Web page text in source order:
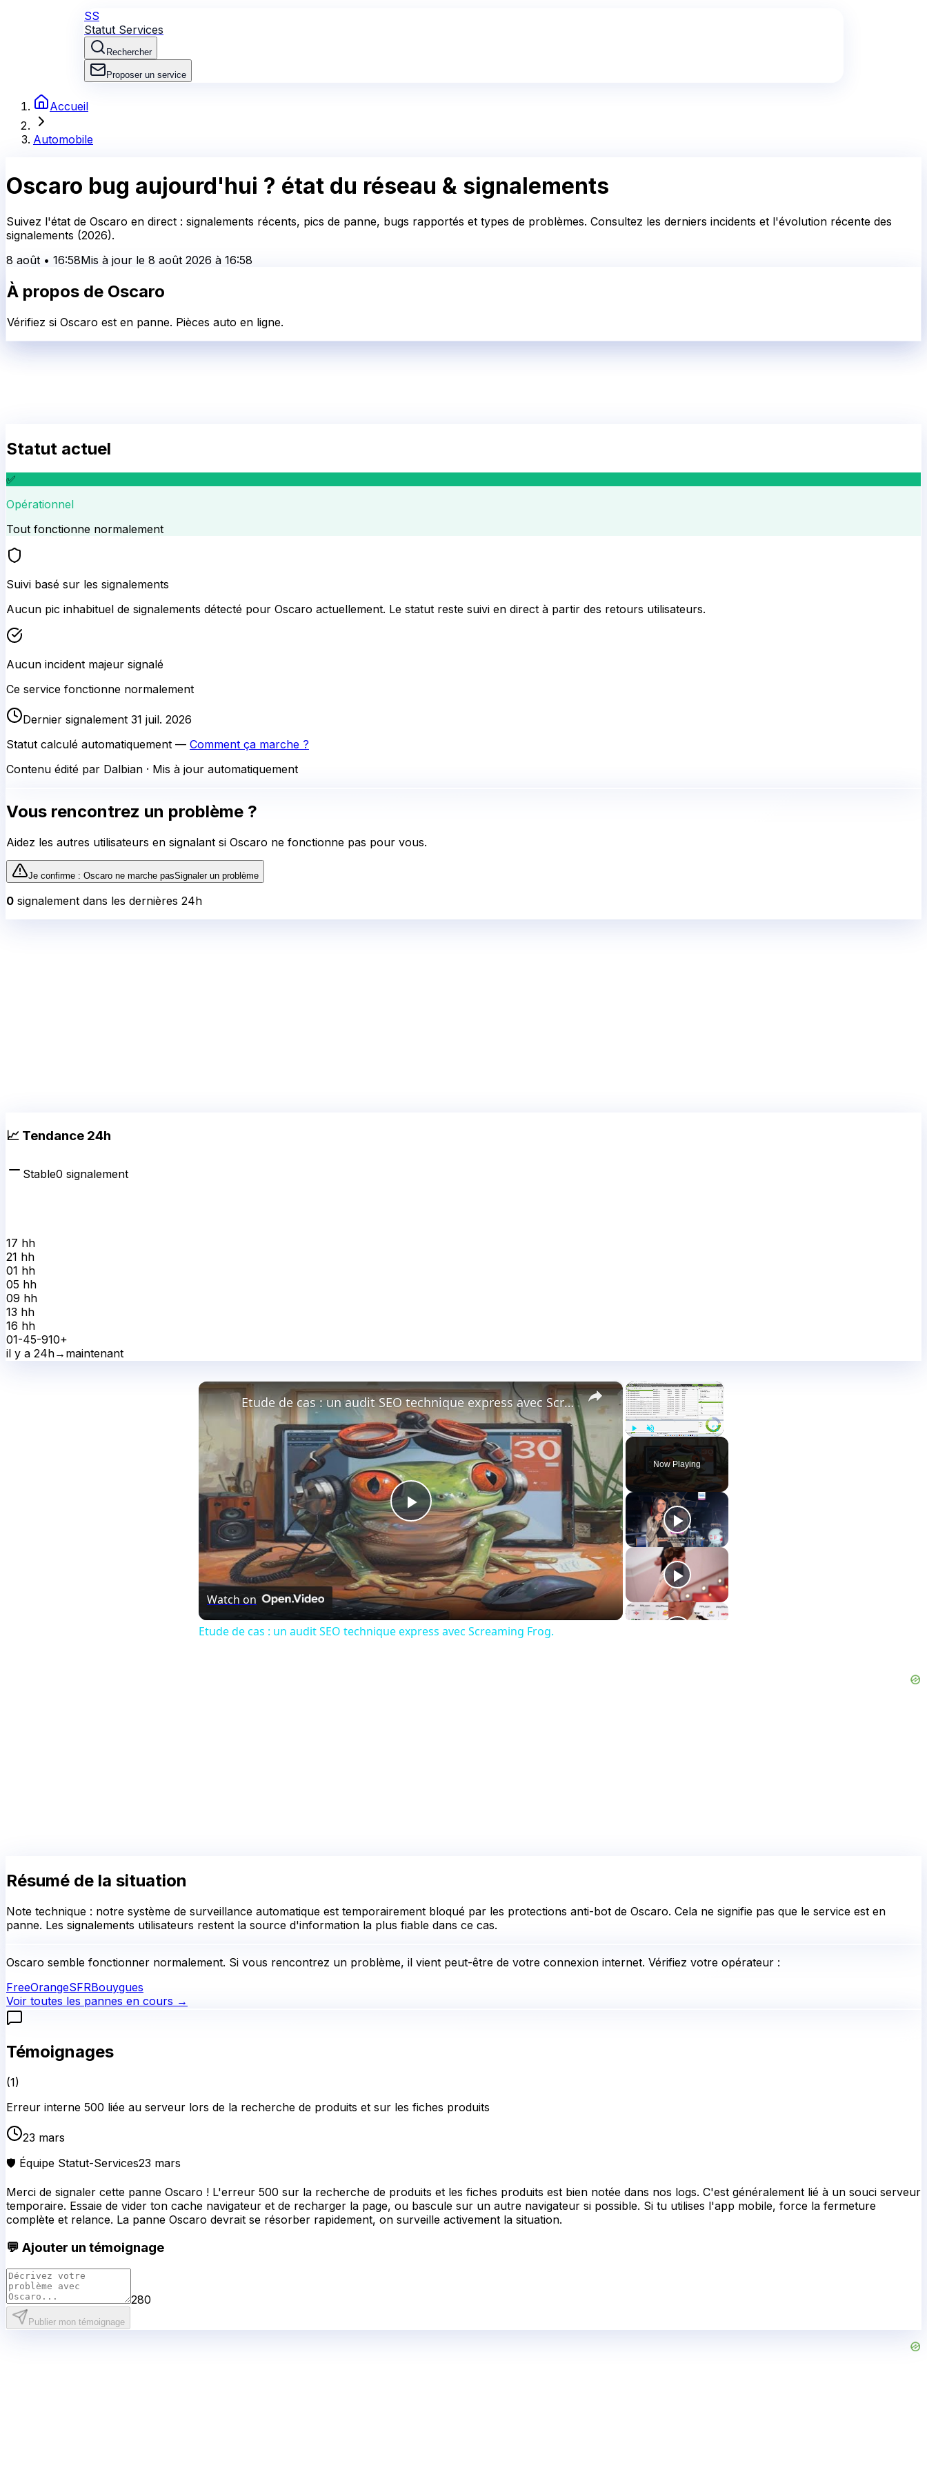
SS
Statut Services
Rechercher
Proposer un service
Accueil
Automobile
Oscaro bug aujourd'hui ? état du réseau & signalements
Suivez l'état de Oscaro en direct : signalements récents, pics de panne, bugs rapportés et types de problèmes. Consultez les derniers incidents et l'évolution récente des
signalements (2026).
8 août • 16:58Mis à jour le 8 août 2026 à 16:58
À propos de Oscaro
Vérifiez si Oscaro est en panne. Pièces auto en ligne.
Statut actuel
✅
Opérationnel
Tout fonctionne normalement
Suivi basé sur les signalements
Aucun pic inhabituel de signalements détecté pour Oscaro actuellement. Le statut reste suivi en direct à partir des retours utilisateurs.
Aucun incident majeur signalé
Ce service fonctionne normalement
Dernier signalement 31 juil. 2026
Statut calculé automatiquement — Comment ça marche ?
Contenu édité par Dalbian · Mis à jour automatiquement
Vous rencontrez un problème ?
Aidez les autres utilisateurs en signalant si Oscaro ne fonctionne pas pour vous.
Je confirme : Oscaro ne marche pasSignaler un problème
0 signalement dans les dernières 24h
📈 Tendance 24h
Stable0 signalement
17 hh
21 hh
01 hh
05 hh
09 hh
13 hh
16 hh
01-45-910+
il y a 24h→ maintenant
×
Fullscreen
Now Playing
×
Play
Video
Etude de cas : un audit SEO technique express avec Screaming Frog.
Watch on
Etude de cas : un audit SEO technique express avec Screaming Frog.
Résumé de la situation
Note technique : notre système de surveillance automatique est temporairement bloqué par les protections anti-bot de Oscaro. Cela ne signifie pas que le service est en
panne. Les signalements utilisateurs restent la source d'information la plus fiable dans ce cas.
Oscaro semble fonctionner normalement. Si vous rencontrez un problème, il vient peut-être de votre connexion internet. Vérifiez votre opérateur :
FreeOrangeSFRBouygues
Voir toutes les pannes en cours →
Témoignages
(1)
Erreur interne 500 liée au serveur lors de la recherche de produits et sur les fiches produits
23 mars
🛡️ Équipe Statut-Services23 mars
Merci de signaler cette panne Oscaro ! L'erreur 500 sur la recherche de produits et les fiches produits est bien notée dans nos logs. C'est généralement lié à un souci serveur
temporaire. Essaie de vider ton cache navigateur et de recharger la page, ou bascule sur un autre navigateur si possible. Si tu utilises l'app mobile, force la fermeture
complète et relance. La panne Oscaro devrait se résorber rapidement, on surveille activement la situation.
💬 Ajouter un témoignage
280
Publier mon témoignage